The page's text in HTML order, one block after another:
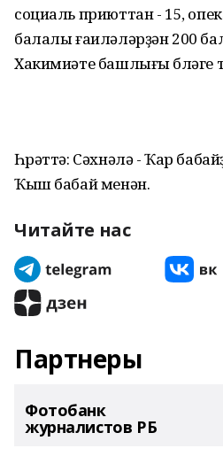
социаль приюттан - 15,
балалы ғаиләләрҙән 200
Хакимиәте башлығы
Һүрәттә: Сәхнәлә - Ҡар
Ҡыш бабай менән.
Читайте нас
Партнеры
Фотобанк
журналистов РБ